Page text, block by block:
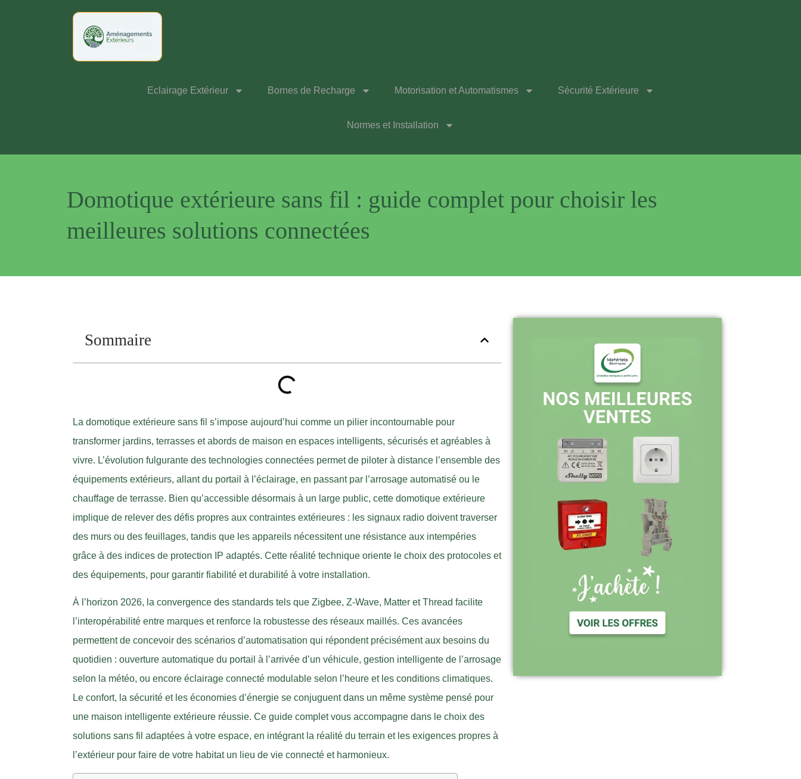
Eclairage Extérieur Bornes de Recharge Motorisation et Automatismes Sécurité Extérieure
Normes et Installation
Domotique extérieure sans fil : guide complet pour choisir les
meilleures solutions connectées
Sommaire
La domotique extérieure sans fil s’impose aujourd’hui comme un pilier incontournable pour
transformer jardins, terrasses et abords de maison en espaces intelligents, sécurisés et agréables à
vivre. L’évolution fulgurante des technologies connectées permet de piloter à distance l’ensemble des
équipements extérieurs, allant du portail à l’éclairage, en passant par l’arrosage automatisé ou le
chauffage de terrasse. Bien qu’accessible désormais à un large public, cette domotique extérieure
implique de relever des défis propres aux contraintes extérieures : les signaux radio doivent traverser
des murs ou des feuillages, tandis que les appareils nécessitent une résistance aux intempéries
grâce à des indices de protection IP adaptés. Cette réalité technique oriente le choix des protocoles et
des équipements, pour garantir fiabilité et durabilité à votre installation.
À l’horizon 2026, la convergence des standards tels que Zigbee, Z-Wave, Matter et Thread facilite
l’interopérabilité entre marques et renforce la robustesse des réseaux maillés. Ces avancées
permettent de concevoir des scénarios d’automatisation qui répondent précisément aux besoins du
quotidien : ouverture automatique du portail à l’arrivée d’un véhicule, gestion intelligente de l’arrosage
selon la météo, ou encore éclairage connecté modulable selon l’heure et les conditions climatiques.
Le confort, la sécurité et les économies d’énergie se conjuguent dans un même système pensé pour
une maison intelligente extérieure réussie. Ce guide complet vous accompagne dans le choix des
solutions sans fil adaptées à votre espace, en intégrant la réalité du terrain et les exigences propres à
l’extérieur pour faire de votre habitat un lieu de vie connecté et harmonieux.
Pourquoi nous choisir ?
à jour sur le site
Expédition sous 24-48h : livraison rapide
après validation de commande
Support réactif : une équipe disponible
pour vous accompagner
Visiter le site